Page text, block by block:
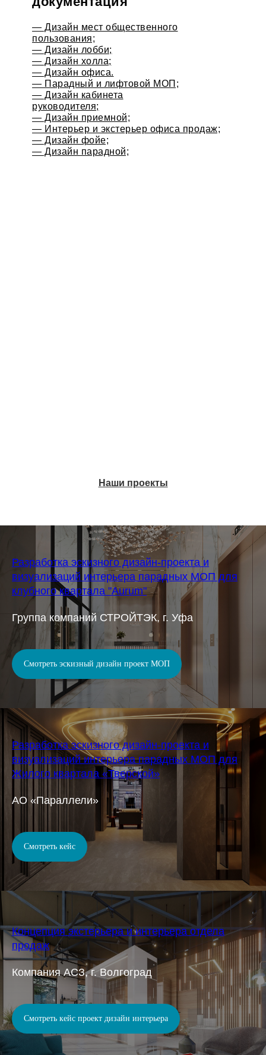
— Дизайн мест общественного
пользования;
— Дизайн лобби;
— Дизайн холла;
— Дизайн офиса.
— Парадный и лифтовой МОП;
— Дизайн кабинета
руководителя;
— Дизайн приемной;
— Интерьер и экстерьер офиса продаж;
— Дизайн фойе;
— Дизайн парадной;
Наши проекты
Разработка эскизного дизайн-проекта и
визуализаций интерьера парадных МОП для
клубного квартала "Aurum"
Группа компаний СТРОЙТЭК, г. Уфа
Смотреть эскизный дизайн проект МОП
Разработка эскизного дизайн-проекта и
визуализаций интерьера парадных МОП для
Жилого квартала «Тверской»
АО «Параллели»
Смотреть кейс
Концепция экстерьера и интерьера отдела
продаж
Компания АСЗ, г. Волгоград
Смотреть кейс проект дизайн интерьера